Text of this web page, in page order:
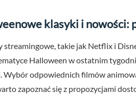
klasyki i nowości:
streamingowe, takie jak Netflix i
Halloween w ostatnim
Wybór odpowiednich filmów
zapoznać się z propozycjami